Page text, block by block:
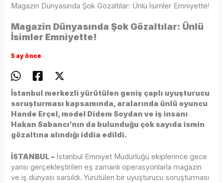
Magazin Dünyasında Şok Gözaltılar: Ünlü İsimler Emniyette!
Magazin Dünyasında Şok Gözaltılar: Ünlü
İsimler Emniyette!
5 ay önce
İstanbul merkezli yürütülen geniş çaplı uyuşturucu
soruşturması kapsamında, aralarında ünlü oyuncu
Hande Erçel, model Didem Soydan ve iş insanı
Hakan Sabancı’nın da bulunduğu çok sayıda ismin
gözaltına alındığı iddia edildi.
İSTANBUL – İstanbul Emniyet Müdürlüğü ekiplerince gece
yarısı gerçekleştirilen eş zamanlı operasyonlarla magazin
ve iş dünyası sarsıldı. Yürütülen bir uyuşturucu soruşturması